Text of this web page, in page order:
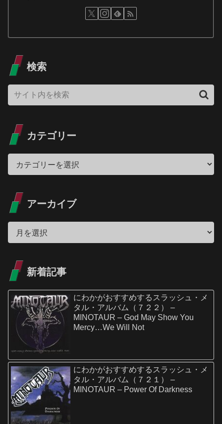
検索
カテゴリー
アーカイブ
新着記事
にわかがおすすめするスラッシュ・メ
タル・アルバム（７２２） –
MINOTAUR – God May Show You
Mercy…We Will Not
にわかがおすすめするスラッシュ・メ
タル・アルバム（７２１） –
MINOTAUR – Power Of Darkness